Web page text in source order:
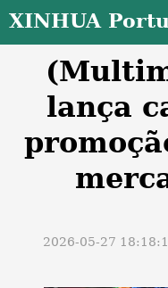
XINHUA
lança
2026-05-27